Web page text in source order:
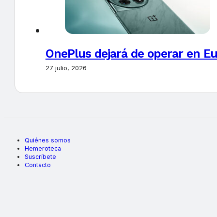
OnePlus dejará de operar en
27 julio, 2026
Quiénes somos
Hemeroteca
Suscríbete
Contacto